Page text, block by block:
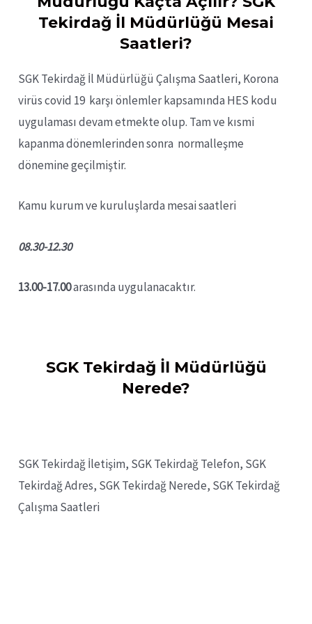
Tekirdağ İl Müdürlüğü Mesai
Saatleri?
SGK Tekirdağ İl Müdürlüğü Çalışma Saatleri, Korona
virüs covid 19 karşı önlemler kapsamında HES kodu
uygulaması devam etmekte olup. Tam ve kısmi
kapanma dönemlerinden sonra normalleşme
dönemine geçilmiştir.
Kamu kurum ve kuruluşlarda mesai saatleri
08.30-12.30
13.00-17.00arasında uygulanacaktır.
SGK Tekirdağ İl Müdürlüğü
Nerede?
SGK Tekirdağ İletişim, SGK Tekirdağ Telefon, SGK
Tekirdağ Adres, SGK Tekirdağ Nerede, SGK Tekirdağ
Çalışma Saatleri